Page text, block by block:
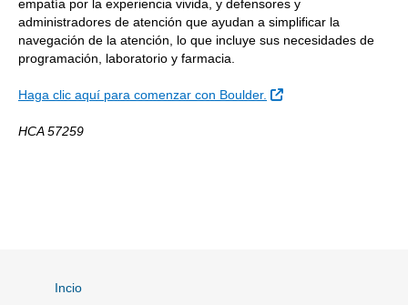
empatía por la experiencia vivida, y defensores y
administradores de atención que ayudan a simplificar la
navegación de la atención, lo que incluye sus necesidades de
programación, laboratorio y farmacia.
Haga clic aquí para comenzar con Boulder. Sitio Externo
HCA 57259
Incio